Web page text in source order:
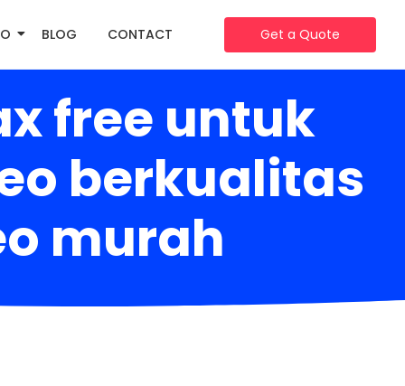
BLOG CONTACT Get a Quote
free untuk
berkualitas
murah